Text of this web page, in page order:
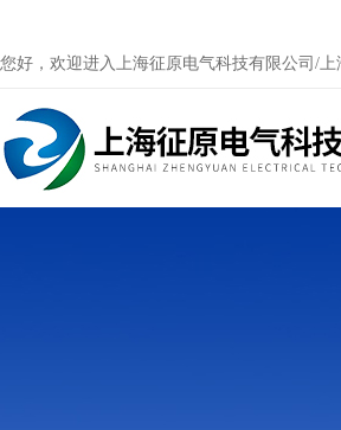
您好，欢迎进入上海征原电气科技有限公司/上